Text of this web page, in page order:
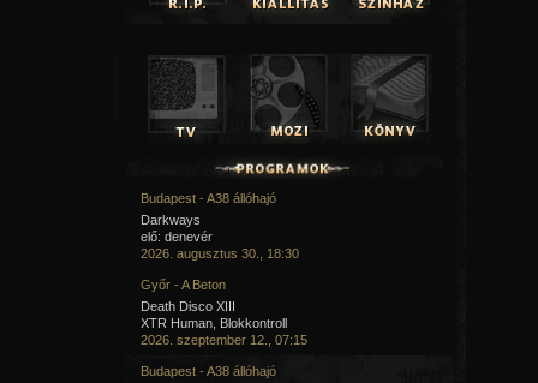
Budapest - A38 állóhajó
Darkways
elő: denevér
2026. augusztus 30., 18:30
Győr - A Beton
Death Disco XIII
XTR Human, Blokkontroll
2026. szeptember 12., 07:15
Budapest - A38 állóhajó